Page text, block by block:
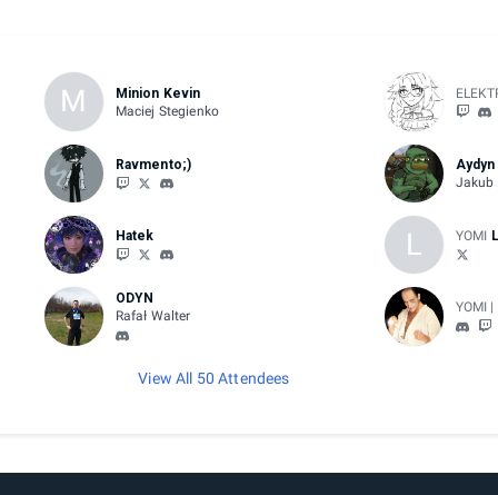
M
Minion Kevin
Maciej Stegienko
Ravmento;)
Aydyn
Jakub
Hatek L YOMI
ODYN
Rafał Walter
YOMI |
View All 50 Attendees